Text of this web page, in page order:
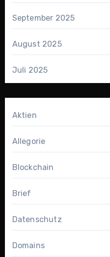
September 2025
August 2025
Juli 2025
Aktien
Allegorie
Blockchain
Brief
Datenschutz
Domains